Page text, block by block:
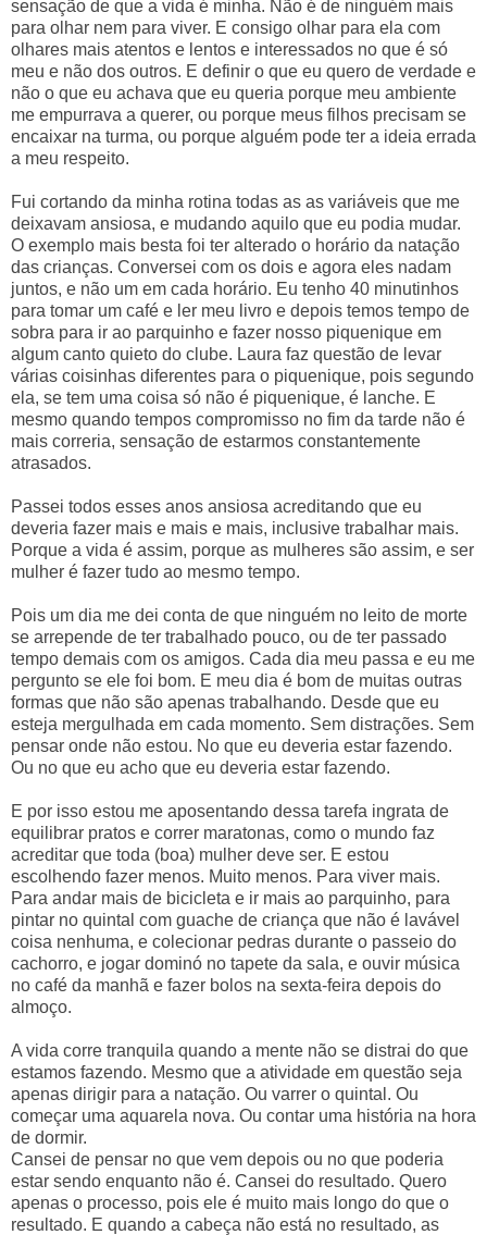
sensação de que a vida é minha. Não é de ninguém mais
para olhar nem para viver. E consigo olhar para ela com
olhares mais atentos e lentos e interessados no que é só
meu e não dos outros. E definir o que eu quero de verdade e
não o que eu achava que eu queria porque meu ambiente
me empurrava a querer, ou porque meus filhos precisam se
encaixar na turma, ou porque alguém pode ter a ideia errada
a meu respeito.
Fui cortando da minha rotina todas as as variáveis que me
deixavam ansiosa, e mudando aquilo que eu podia mudar.
O exemplo mais besta foi ter alterado o horário da natação
das crianças. Conversei com os dois e agora eles nadam
juntos, e não um em cada horário. Eu tenho 40 minutinhos
para tomar um café e ler meu livro e depois temos tempo de
sobra para ir ao parquinho e fazer nosso piquenique em
algum canto quieto do clube. Laura faz questão de levar
várias coisinhas diferentes para o piquenique, pois segundo
ela, se tem uma coisa só não é piquenique, é lanche. E
mesmo quando tempos compromisso no fim da tarde não é
mais correria, sensação de estarmos constantemente
atrasados.
Passei todos esses anos ansiosa acreditando que eu
deveria fazer mais e mais e mais, inclusive trabalhar mais.
Porque a vida é assim, porque as mulheres são assim, e ser
mulher é fazer tudo ao mesmo tempo.
Pois um dia me dei conta de que ninguém no leito de morte
se arrepende de ter trabalhado pouco, ou de ter passado
tempo demais com os amigos. Cada dia meu passa e eu me
pergunto se ele foi bom. E meu dia é bom de muitas outras
formas que não são apenas trabalhando. Desde que eu
esteja mergulhada em cada momento. Sem distrações. Sem
pensar onde não estou. No que eu deveria estar fazendo.
Ou no que eu acho que eu deveria estar fazendo.
E por isso estou me aposentando dessa tarefa ingrata de
equilibrar pratos e correr maratonas, como o mundo faz
acreditar que toda (boa) mulher deve ser. E estou
escolhendo fazer menos. Muito menos. Para viver mais.
Para andar mais de bicicleta e ir mais ao parquinho, para
pintar no quintal com guache de criança que não é lavável
coisa nenhuma, e colecionar pedras durante o passeio do
cachorro, e jogar dominó no tapete da sala, e ouvir música
no café da manhã e fazer bolos na sexta-feira depois do
almoço.
A vida corre tranquila quando a mente não se distrai do que
estamos fazendo. Mesmo que a atividade em questão seja
apenas dirigir para a natação. Ou varrer o quintal. Ou
começar uma aquarela nova. Ou contar uma história na hora
de dormir.
Cansei de pensar no que vem depois ou no que poderia
estar sendo enquanto não é. Cansei do resultado. Quero
apenas o processo, pois ele é muito mais longo do que o
resultado. E quando a cabeça não está no resultado, as